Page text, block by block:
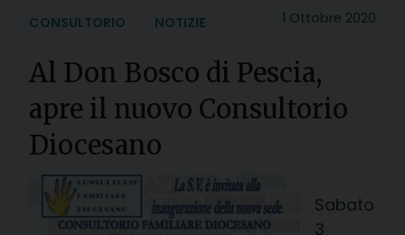
1 Ottobre 2020
CONSULTORIO NOTIZIE
Al Don Bosco di Pescia,
apre il nuovo Consultorio
Diocesano
Sabato
3